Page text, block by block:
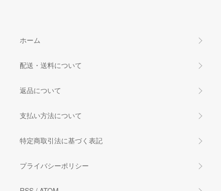
ホーム
配送・送料について
返品について
支払い方法について
特定商取引法に基づく表記
プライバシーポリシー